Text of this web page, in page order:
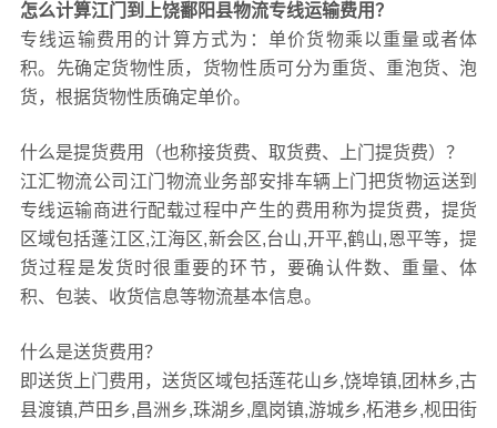
怎么计算江门到上饶鄱阳县物流专线运输费用？
专线运输费用的计算方式为：单价货物乘以重量或者体
积。先确定货物性质，货物性质可分为重货、重泡货、泡
货，根据货物性质确定单价。
什么是提货费用（也称接货费、取货费、上门提货费）？
江汇物流公司江门物流业务部安排车辆上门把货物运送到
专线运输商进行配载过程中产生的费用称为提货费，提货
区域包括蓬江区,江海区,新会区,台山,开平,鹤山,恩平等，提
货过程是发货时很重要的环节，要确认件数、重量、体
积、包装、收货信息等物流基本信息。
什么是送货费用？
即送货上门费用，送货区域包括莲花山乡,饶埠镇,团林乡,古
县渡镇,芦田乡,昌洲乡,珠湖乡,凰岗镇,游城乡,柘港乡,枧田街